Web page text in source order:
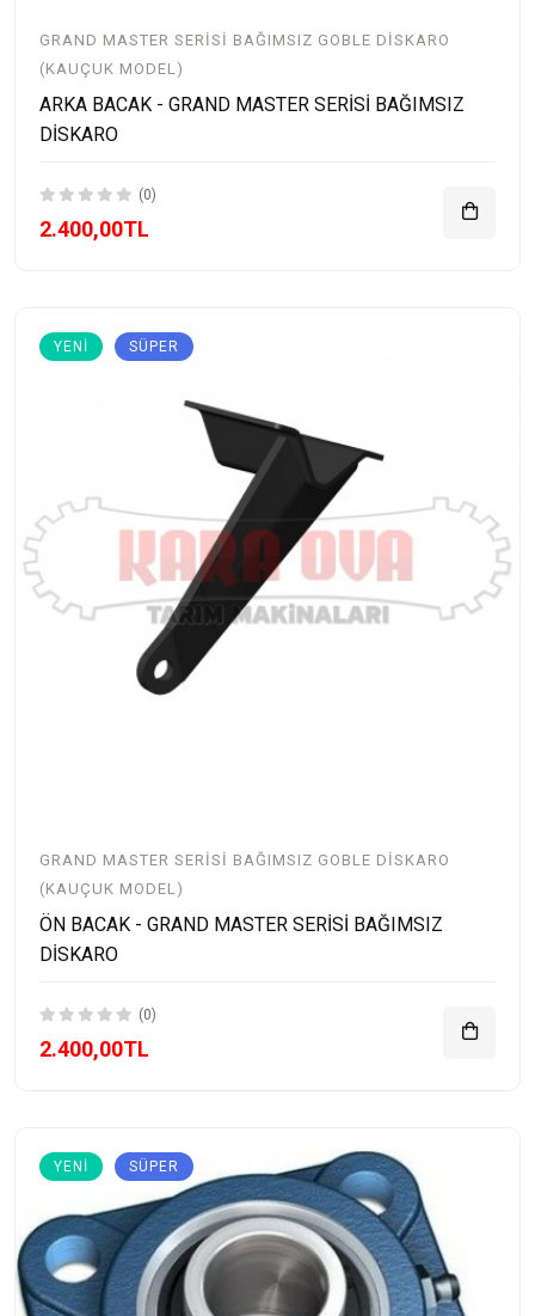
GRAND MASTER SERISI BAĞIMSIZ GOBLE DISKARO
(KAUÇUK MODEL)
ARKA BACAK - GRAND MASTER SERİSİ BAĞIMSIZ
DİSKARO
(0)
2.400,00TL
YENI SÜPER
GRAND MASTER SERISI BAĞIMSIZ GOBLE DISKARO
(KAUÇUK MODEL)
ÖN BACAK - GRAND MASTER SERİSİ BAĞIMSIZ
DİSKARO
(0)
2.400,00TL
YENI SÜPER